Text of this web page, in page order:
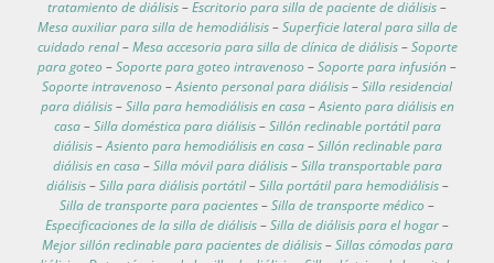
tratamiento de diálisis–Escritorio para silla de paciente de diálisis–
Mesa auxiliar para silla de hemodiálisis–Superficie lateral para silla de
cuidado renal–Mesa accesoria para silla de clínica de diálisis–Soporte
para goteo –Soporte para goteo intravenoso –Soporte para infusión–
Soporte intravenoso –Asiento personal para diálisis–Silla residencial
para diálisis–Silla para hemodiálisis en casa–Asiento para diálisis en
casa–Silla doméstica para diálisis–Sillón reclinable portátil para
diálisis–Asiento para hemodiálisis en casa–Sillón reclinable para
diálisis en casa–Silla móvil para diálisis–Silla transportable para
diálisis–Silla para diálisis portátil–Silla portátil para hemodiálisis–
Silla de transporte para pacientes–Silla de transporte médico –
Especificaciones de la silla de diálisis–Silla de diálisis para el hogar–
Mejor sillón reclinable para pacientes de diálisis–Sillas cómodas para